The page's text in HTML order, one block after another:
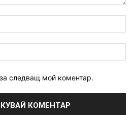
следващ мой коментар.